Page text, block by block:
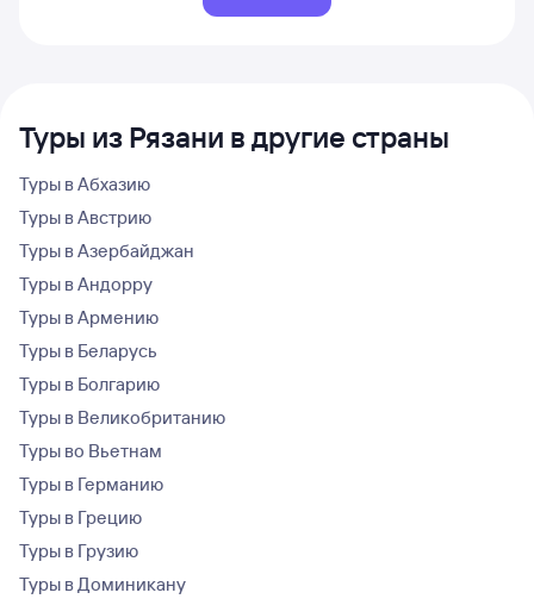
Туры из Рязани в другие страны
Туры в Абхазию
Туры в Австрию
Туры в Азербайджан
Туры в Андорру
Туры в Армению
Туры в Беларусь
Туры в Болгарию
Туры в Великобританию
Туры во Вьетнам
Туры в Германию
Туры в Грецию
Туры в Грузию
Туры в Доминикану